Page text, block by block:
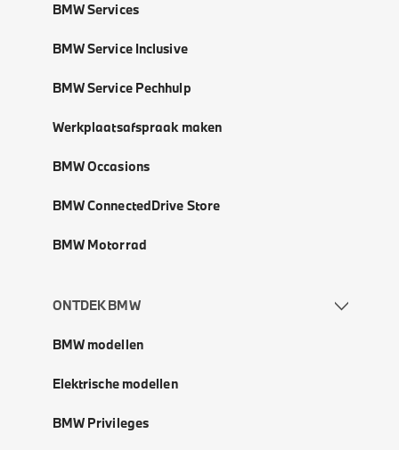
BMW Services
BMW Service Inclusive
BMW Service Pechhulp
Werkplaatsafspraak maken
BMW Occasions
BMW ConnectedDrive Store
BMW Motorrad
ONTDEK BMW
BMW modellen
Elektrische modellen
BMW Privileges